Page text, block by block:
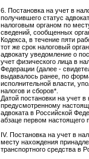
6. Постановка на учет в
получившего статус
налоговым органом по
сведений, сообщенных
Кодекса, в течение пяти
тот же срок налоговый
адвокату уведомление о
учет физического лица в
Федерации (далее -
выдавалось ранее, по
исполнительной власти,
налогов и сборов*.
Датой постановки на учет
предусмотренному
адвоката в Российской
абзаце первом настоящего
IV. Постановка на учет в
месту нахождения
транспортного средства в